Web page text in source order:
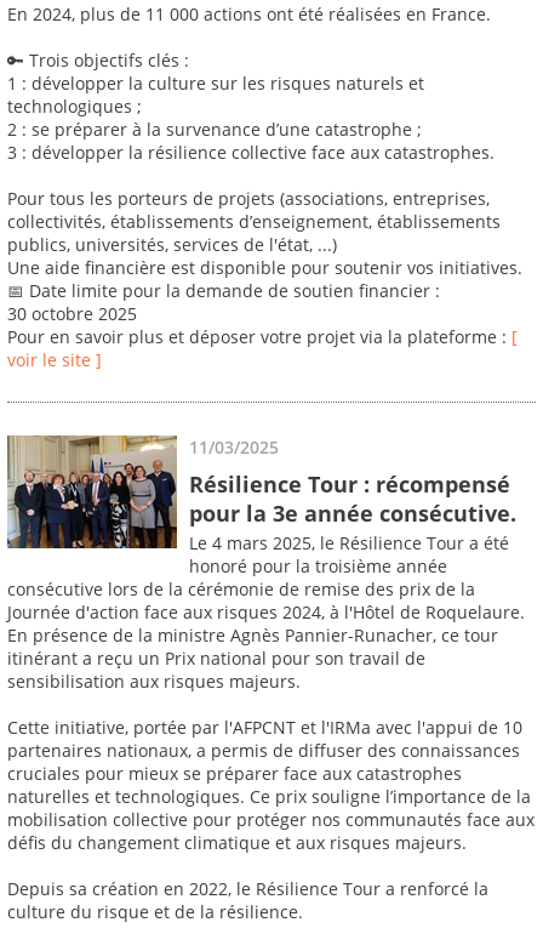
En 2024, plus de 11 000 actions ont été réalisées en France.
🔑 Trois objectifs clés :
1 : développer la culture sur les risques naturels et
technologiques ;
2 : se préparer à la survenance d’une catastrophe ;
3 : développer la résilience collective face aux catastrophes.
Pour tous les porteurs de projets (associations, entreprises,
collectivités, établissements d’enseignement, établissements
publics, universités, services de l'état, ...)
Une aide financière est disponible pour soutenir vos initiatives.
📅 Date limite pour la demande de soutien financier :
30 octobre 2025
Pour en savoir plus et déposer votre projet via la plateforme : [
voir le site ]
11/03/2025
Résilience Tour : récompensé
pour la 3e année consécutive.
Le 4 mars 2025, le Résilience Tour a été
honoré pour la troisième année
consécutive lors de la cérémonie de remise des prix de la
Journée d'action face aux risques 2024, à l'Hôtel de Roquelaure.
En présence de la ministre Agnès Pannier-Runacher, ce tour
itinérant a reçu un Prix national pour son travail de
sensibilisation aux risques majeurs.
Cette initiative, portée par l'AFPCNT et l'IRMa avec l'appui de 10
partenaires nationaux, a permis de diffuser des connaissances
cruciales pour mieux se préparer face aux catastrophes
naturelles et technologiques. Ce prix souligne l’importance de la
mobilisation collective pour protéger nos communautés face aux
défis du changement climatique et aux risques majeurs.
Depuis sa création en 2022, le Résilience Tour a renforcé la
culture du risque et de la résilience.